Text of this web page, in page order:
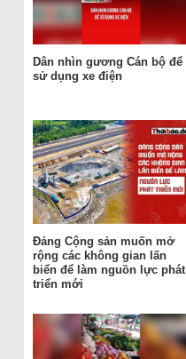
Dân nhìn gương Cán bộ để
sử dụng xe điện
Đảng Cộng sản muốn mở
rộng các không gian lấn
biển để làm nguồn lực phát
triển mới